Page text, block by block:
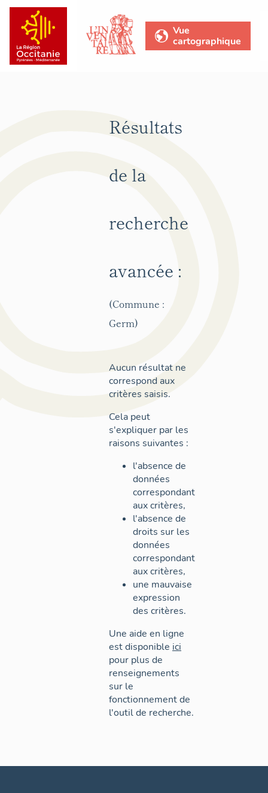
Vue
cartographique
Résultats
de la
recherche
avancée :
(Commune :
Germ)
Aucun résultat ne
correspond aux
critères saisis.
Cela peut
s'expliquer par les
raisons suivantes :
l'absence de
données
correspondant
aux critères,
l'absence de
droits sur les
données
correspondant
aux critères,
une mauvaise
expression
des critères.
Une aide en ligne
est disponible ici
pour plus de
renseignements
sur le
fonctionnement de
l'outil de recherche.